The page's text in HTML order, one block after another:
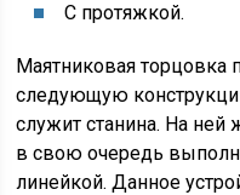
С протяжкой.
Маятниковая торцовка
следующую
служит станина. На ней
в свою очередь
линейкой. Данное